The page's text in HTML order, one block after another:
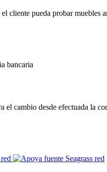
cliente pueda probar muebles
bancaria
el cambio desde efectuada la